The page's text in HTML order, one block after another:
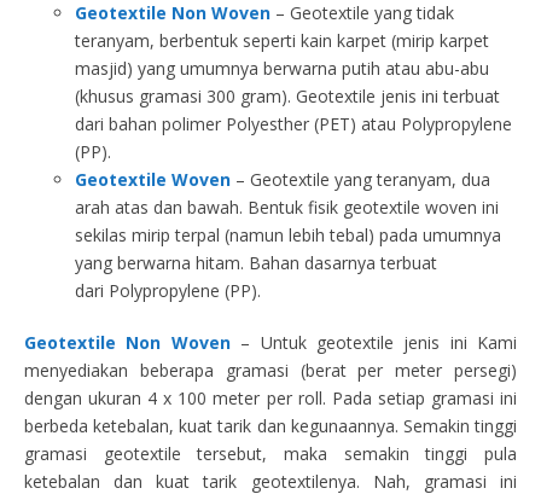
Geotextile Non Woven – Geotextile yang tidak
teranyam, berbentuk seperti kain karpet (mirip karpet
masjid) yang umumnya berwarna putih atau abu-abu
(khusus gramasi 300 gram). Geotextile jenis ini terbuat
dari bahan polimer Polyesther (PET) atau Polypropylene
(PP).
Geotextile Woven – Geotextile yang teranyam, dua
arah atas dan bawah. Bentuk fisik geotextile woven ini
sekilas mirip terpal (namun lebih tebal) pada umumnya
yang berwarna hitam. Bahan dasarnya terbuat
dari Polypropylene (PP).
Geotextile Non Woven– Untuk geotextile jenis ini Kami
menyediakan beberapa gramasi (berat per meter persegi)
dengan ukuran 4 x 100 meter per roll. Pada setiap gramasi ini
berbeda ketebalan, kuat tarik dan kegunaannya. Semakin tinggi
gramasi geotextile tersebut, maka semakin tinggi pula
ketebalan dan kuat tarik geotextilenya. Nah, gramasi ini